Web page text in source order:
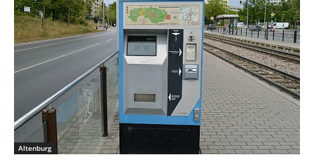
Altenburg